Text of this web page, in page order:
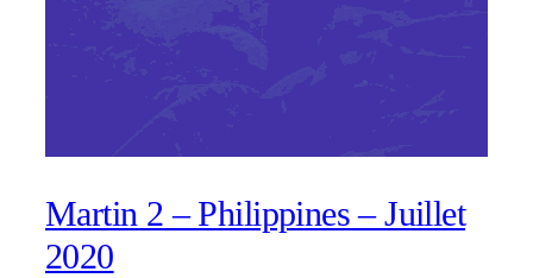
Martin 2 – Philippines – Juillet
2020